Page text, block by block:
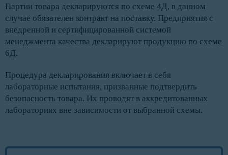
Партии товара декларируются по схеме 4Д, в данном
случае обязателен контракт на поставку. Предприятия с
внедренной и сертифицированной системой
менеджмента качества декларируют продукцию по схеме
6Д.
Процедура декларирования включает в себя
лабораторные испытания, призванные подтвердить
безопасность товара. Их проводят в аккредитованных
лабораториях вне зависимости от выбранной схемы.